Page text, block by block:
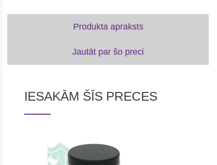
Produkta apraksts
Jautāt par šo preci
IESAKĀM ŠĪS PRECES